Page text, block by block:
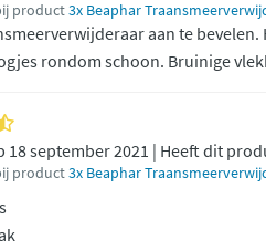
product3x Beaphar
aan te
rondom schoon. Bruinige
18 september 2021 | Heeft dit
product3x Beaphar